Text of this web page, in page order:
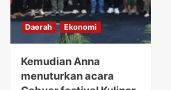
Daerah Ekonomi
Kemudian Anna
menuturkan acara